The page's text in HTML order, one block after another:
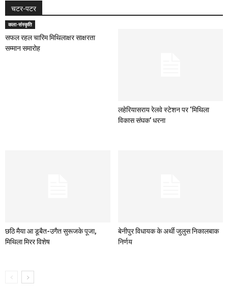
चटर-पटर
कला-संस्कृति
सफल रहल चारिम मिथिलाक्षर साक्षरता
सम्मान समारोह
लहेरियासराय रेलवे स्टेशन पर ‘मिथिला
विकास संघक’ धरना
छठि मैया आ डूबैत-उगैत सुरूजके पूजा,
मिथिला मिरर विशेष
बेनीपुर विधायक के अर्थी जुलुस निकालबाक
निर्णय